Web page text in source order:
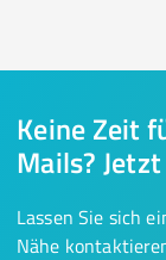
Keine Zeit
Mails?
Lassen Sie sich
Nähe